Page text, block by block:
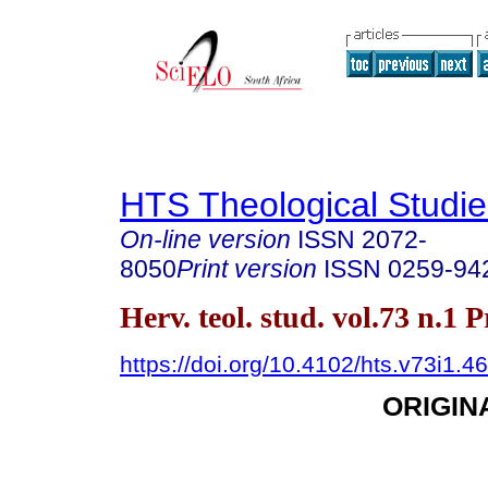
HTS Theological
On-line version ISSN 2072-
8050Print version ISSN 0259-
Herv. teol. stud. vol.73 n.1
https://doi.org/10.4102/